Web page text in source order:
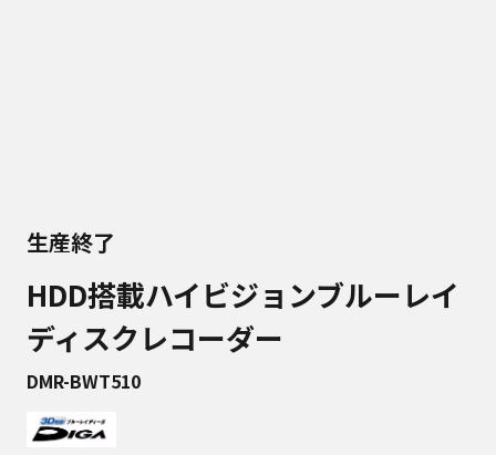
生産終了
HDD搭載ハイビジョンブルーレイ
ディスクレコーダー
DMR-BWT510